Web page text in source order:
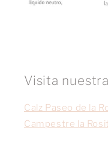
Visita
Calz Paseo de la
Campestre la